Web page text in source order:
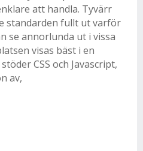
att handla. Tyvärr
standarden fullt ut varför
se annorlunda ut i vissa
visas bäst i en
CSS och Javascript,
av,